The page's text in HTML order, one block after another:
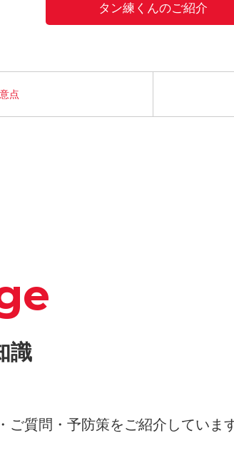
タン練くんのご紹介
点
識
質問・予防策をご紹介しています